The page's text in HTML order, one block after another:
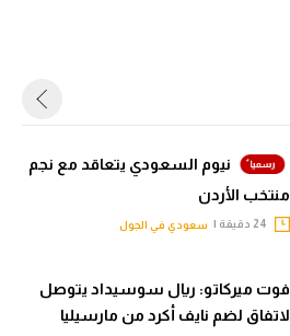
نيوم السعودي يتعاقد مع نجم
منتخب الأردن
سعودي في الجول
فوت ميركاتو: ريال سوسيداد يتوصل
لاتفاق لضم نايف أكرد من مارسيليا